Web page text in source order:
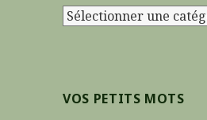
h
:
D
iVOS PETITS MOTS